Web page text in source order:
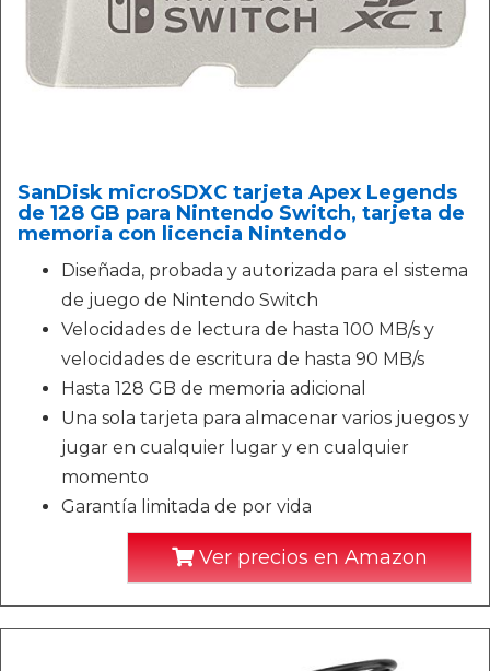
SanDisk microSDXC tarjeta Apex Legends
de 128 GB para Nintendo Switch, tarjeta de
memoria con licencia Nintendo
Diseñada, probada y autorizada para el sistema
de juego de Nintendo Switch
Velocidades de lectura de hasta 100 MB/s y
velocidades de escritura de hasta 90 MB/s
Hasta 128 GB de memoria adicional
Una sola tarjeta para almacenar varios juegos y
jugar en cualquier lugar y en cualquier
momento
Garantía limitada de por vida
Ver precios en Amazon